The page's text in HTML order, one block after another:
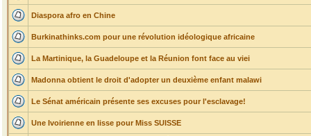
Diaspora afro en Chine
Burkinathinks.com pour une révolution idéologique africaine
La Martinique, la Guadeloupe et la Réunion font face au viei
Madonna obtient le droit d'adopter un deuxième enfant malawi
Le Sénat américain présente ses excuses pour l'esclavage!
Une Ivoirienne en lisse pour Miss SUISSE